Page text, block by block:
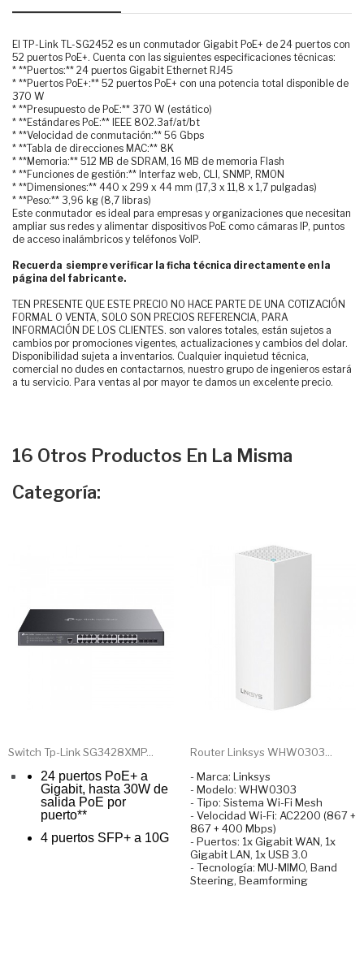
El TP-Link TL-SG2452 es un conmutador Gigabit PoE+ de 24 puertos con
52 puertos PoE+. Cuenta con las siguientes especificaciones técnicas:
* **Puertos:** 24 puertos Gigabit Ethernet RJ45
* **Puertos PoE+:** 52 puertos PoE+ con una potencia total disponible de
370 W
* **Presupuesto de PoE:** 370 W (estático)
* **Estándares PoE:** IEEE 802.3af/at/bt
* **Velocidad de conmutación:** 56 Gbps
* **Tabla de direcciones MAC:** 8K
* **Memoria:** 512 MB de SDRAM, 16 MB de memoria Flash
* **Funciones de gestión:** Interfaz web, CLI, SNMP, RMON
* **Dimensiones:** 440 x 299 x 44 mm (17,3 x 11,8 x 1,7 pulgadas)
* **Peso:** 3,96 kg (8,7 libras)
Este conmutador es ideal para empresas y organizaciones que necesitan
ampliar sus redes y alimentar dispositivos PoE como cámaras IP, puntos
de acceso inalámbricos y teléfonos VoIP.
Recuerda siempre verificar la ficha técnica directamente en la
página del fabricante.
TEN PRESENTE QUE ESTE PRECIO NO HACE PARTE DE UNA COTIZACIÓN
FORMAL O VENTA, SOLO SON PRECIOS REFERENCIA, PARA
INFORMACIÓN DE LOS CLIENTES. son valores totales, están sujetos a
cambios por promociones vigentes, actualizaciones y cambios del dolar.
Disponibilidad sujeta a inventarios. Cualquier inquietud técnica,
comercial no dudes en contactarnos, nuestro grupo de ingenieros estará
a tu servicio. Para ventas al por mayor te damos un excelente precio.
16 Otros Productos En La Misma
Categoría:
Switch Tp-Link SG3428XMP...
24 puertos PoE+ a
Gigabit, hasta 30W de
salida PoE por
puerto**
4 puertos SFP+ a 10G
Router Linksys WHW0303...
- Marca: Linksys
- Modelo: WHW0303
- Tipo: Sistema Wi-Fi Mesh
- Velocidad Wi-Fi: AC2200 (867 +
867 + 400 Mbps)
- Puertos: 1x Gigabit WAN, 1x
Gigabit LAN, 1x USB 3.0
- Tecnología: MU-MIMO, Band
Steering, Beamforming